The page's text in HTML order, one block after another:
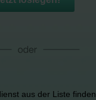
aus der Liste finden